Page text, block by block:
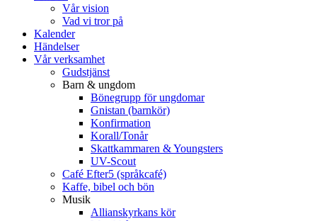
Vår vision
Vad vi tror på
Kalender
Händelser
Vår verksamhet
Gudstjänst
Barn & ungdom
Bönegrupp för ungdomar
Gnistan (barnkör)
Konfirmation
Korall/Tonår
Skattkammaren & Youngsters
UV-Scout
Café Efter5 (språkcafé)
Kaffe, bibel och bön
Musik
Allianskyrkans kör